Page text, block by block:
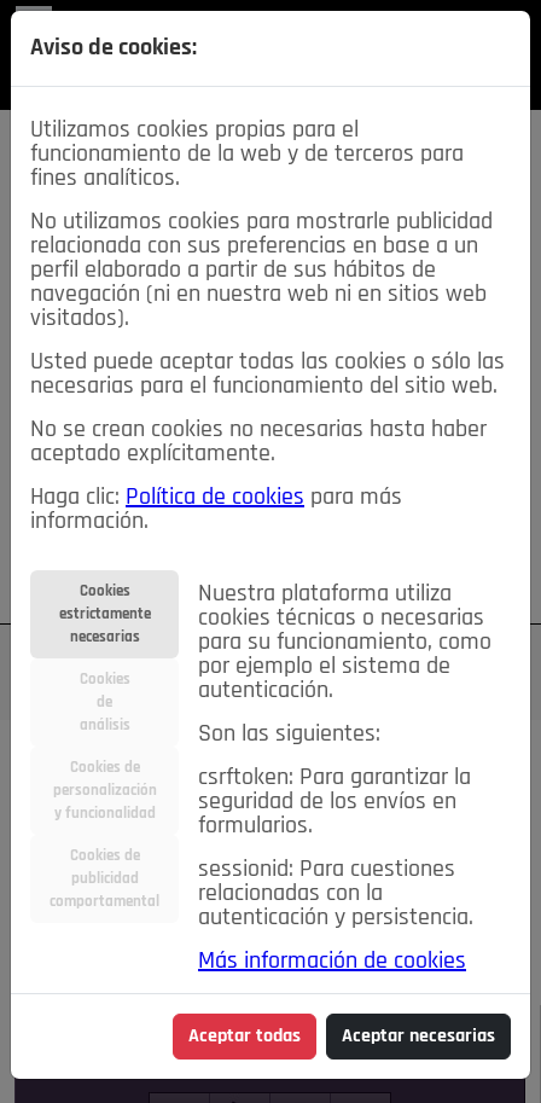
SECCIONES
descarga esta
REVISTA
≡NOTICIAS
NOTICIAS SERVICIOS DE INTERÉS
TABLÓN DE ANUNCIOS MIS ANUNCIOS CONTACTO
NOSOTROS
Su cuenta Regístrese ¿Olvidó su contraseña?
Todas las noticias..
#TePrestoMisOjos Caridad
Ciencia&Tecnología
Economía
Entretenimiento
Estilo de Vida
Internacional
Madrid Opinión IN
Pozuelo de Alarcón
Salud 🔴 En Directo
NOTICIAS
Escucha el audio de esta noticia:
Aviso de cookies:
Utilizamos cookies propias para el
funcionamiento de la web y de terceros para
fines analíticos.
No utilizamos cookies para mostrarle publicidad
relacionada con sus preferencias en base a un
perfil elaborado a partir de sus hábitos de
navegación (ni en nuestra web ni en sitios web
visitados).
Usted puede aceptar todas las cookies o sólo las
necesarias para el funcionamiento del sitio web.
No se crean cookies no necesarias hasta haber
aceptado explícitamente.
Haga clic: Política de cookies para más
información.
Cookies
estrictamente
necesarias
Cookies
de
análisis
Cookies de
personalización
y funcionalidad
Cookies de
publicidad
comportamental
Nuestra plataforma utiliza
cookies técnicas o necesarias
para su funcionamiento, como
por ejemplo el sistema de
autenticación.
Son las siguientes:
csrftoken: Para garantizar la
seguridad de los envíos en
formularios.
sessionid: Para cuestiones
relacionadas con la
autenticación y persistencia.
Más información de cookies
Aceptar todas Aceptar necesarias